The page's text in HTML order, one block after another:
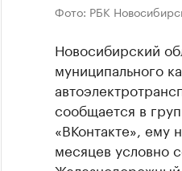
Фото: РБК
Новосибирский
муниципального
сообщается в
«ВКонтакте», ему
месяцев условно